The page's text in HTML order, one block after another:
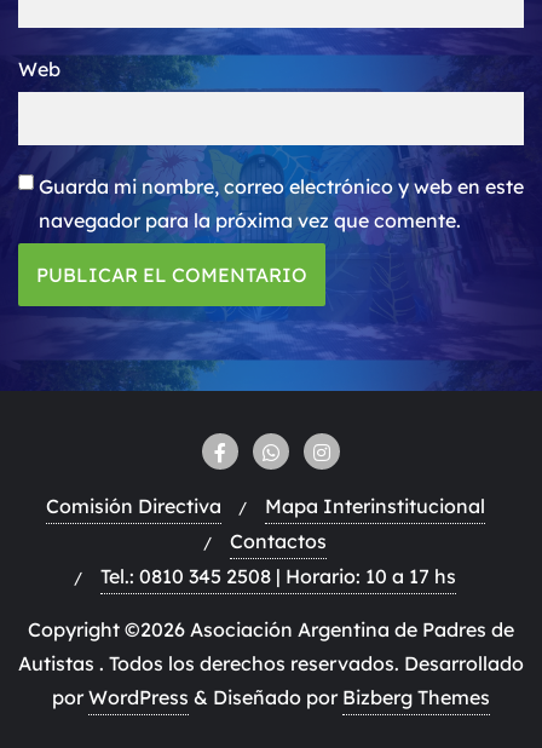
Web
Guarda mi nombre, correo electrónico y web en este
navegador para la próxima vez que comente.
Comisión Directiva
Mapa Interinstitucional
Contactos
Tel.: 0810 345 2508 | Horario: 10 a 17 hs
Copyright ©2026 Asociación Argentina de Padres de
Autistas . Todos los derechos reservados. Desarrollado
por WordPress & Diseñado por Bizberg Themes